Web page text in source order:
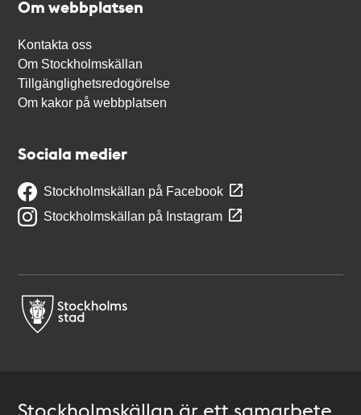
Om webbplatsen
Kontakta oss
Om Stockholmskällan
Tillgänglighetsredogörelse
Om kakor på webbplatsen
Sociala medier
Stockholmskällan på Facebook
Stockholmskällan på Instagram
Stockholmskällan är ett samarbete